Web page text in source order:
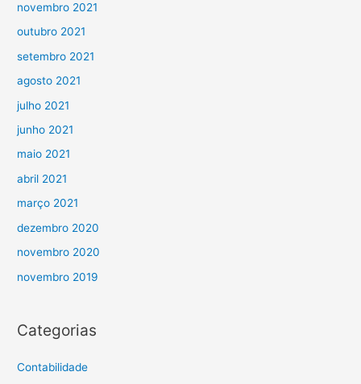
novembro 2021
outubro 2021
setembro 2021
agosto 2021
julho 2021
junho 2021
maio 2021
abril 2021
março 2021
dezembro 2020
novembro 2020
novembro 2019
Categorias
Contabilidade